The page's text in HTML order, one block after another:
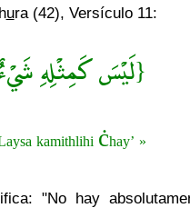
ura (42), Versículo 11:
{لَيْسَ كَمِثْلِهِ
« ’Laysa kamithlihi
ċhay »
"No hay